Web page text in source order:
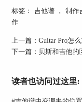
的和弦组成（演
式）是同时包含
定歌曲的调式了。
其实不管是调式
于基础乐理的内
诸如EarMaster这
标签： 吉他谱 ， 制作
作
上一篇： Guitar Pro怎
下一篇： 贝斯和吉他的
读者也访问过这里: